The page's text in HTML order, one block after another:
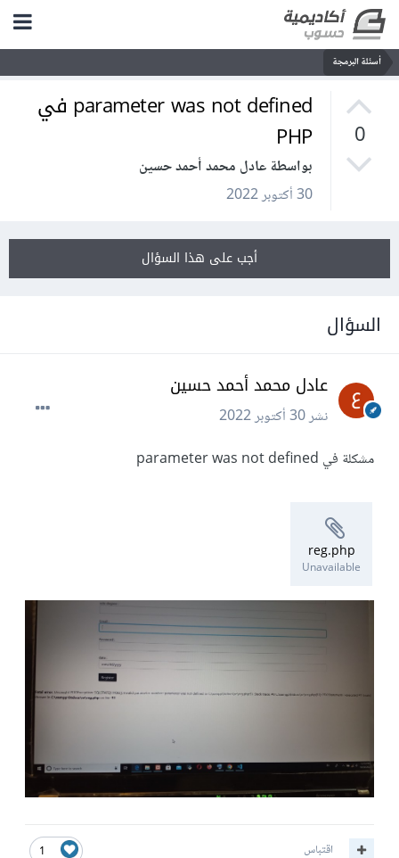
أسئلة البرمجة
0
parameter was not defined في
PHP
بواسطة عادل محمد أحمد حسين
30 أكتوبر 2022
أجب على هذا السؤال
السؤال
عادل محمد أحمد حسين
نشر30 أكتوبر 2022
مشكلة في parameter was not defined
reg.php
Unavailable
1 اقتباس